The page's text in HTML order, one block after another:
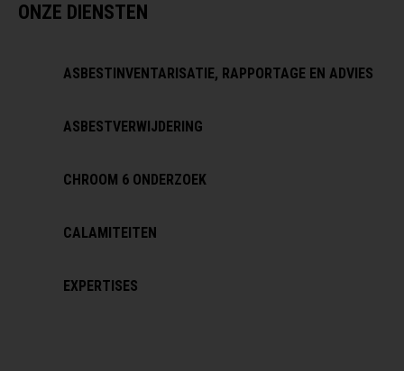
ONZE DIENSTEN
ASBESTINVENTARISATIE, RAPPORTAGE EN ADVIES
ASBESTVERWIJDERING
CHROOM 6 ONDERZOEK
CALAMITEITEN
EXPERTISES